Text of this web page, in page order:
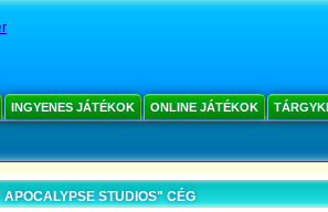
INGYENES JÁTÉKOK ONLINE JÁTÉKOK
STUDIOS" CÉG